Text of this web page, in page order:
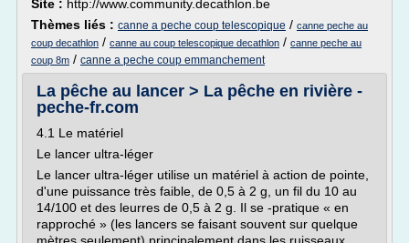
Site : http://www.community.decathlon.be
Thèmes liés : canne a peche coup telescopique / canne peche au
coup decathlon / canne au coup telescopique decathlon / canne peche au
coup 8m / canne a peche coup emmanchement
La pêche au lancer > La pêche en rivière -
peche-fr.com
4.1 Le matériel
Le lancer ultra-léger
Le lancer ultra-léger utilise un matériel à action de pointe,
d'une puissance très faible, de 0,5 à 2 g, un fil du 10 au
14/100 et des leurres de 0,5 à 2 g. Il se -pratique « en
rapproché » (les lancers se faisant souvent sur quelque